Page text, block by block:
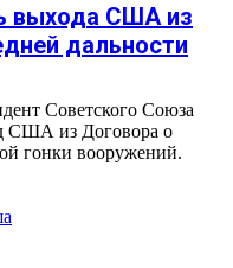
выхода США из
дальности
Советского Союза
США из Договора о
гонки вооружений.